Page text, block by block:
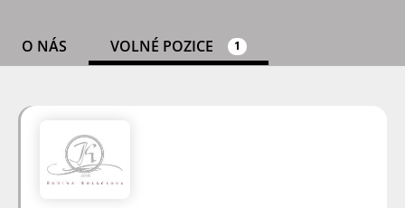
O NÁS VOLNÉ POZICE 1